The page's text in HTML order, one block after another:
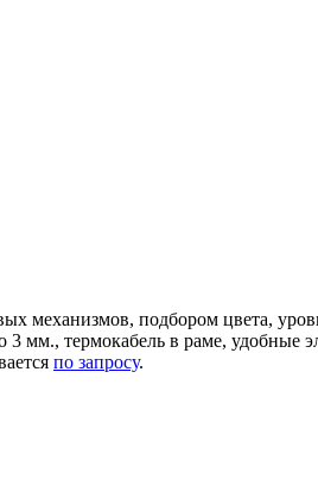
механизмов, подбором цвета,
мм., термокабель в раме,
по запросу.